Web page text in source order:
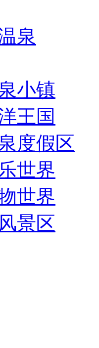
泉
小镇
王国
度假区
世界
世界
景区